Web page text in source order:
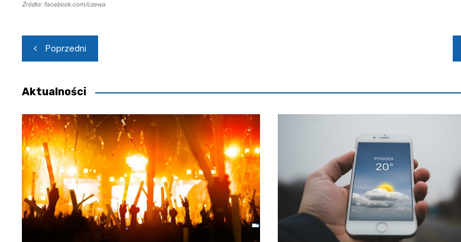
Źródło: facebook.com/czewa
Nawigacja
wpisu
Poprzedni
Aktualności